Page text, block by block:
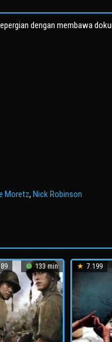
dengan membawa
Moretz, Nick Robinson
133 min 7.199